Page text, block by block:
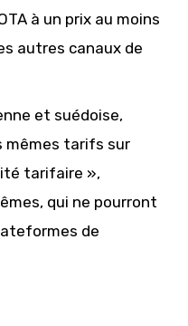
à un prix au moins
autres canaux de
et suédoise,
mêmes tarifs sur
tarifaire »,
qui ne pourront
de